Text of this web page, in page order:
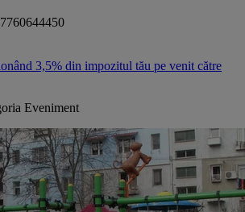
3,5% din impozitul tău pe venit către
Eveniment